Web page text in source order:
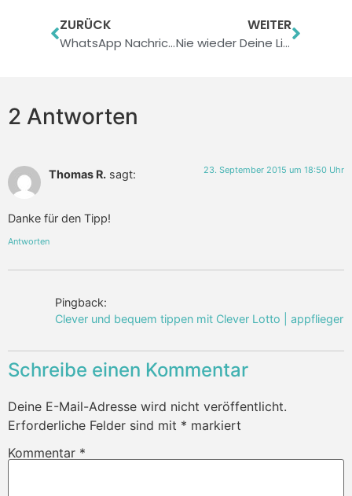
ZURÜCK
WhatsApp Nachrichten am Rechner schreiben: Endlich auch fürs iPhone
WEITER
Nie wieder Deine Lieblingsserie verpassen?
2 Antworten
Thomas R. sagt: 23. September 2015 um 18:50 Uhr
Danke für den Tipp!
Antworten
Pingback:
Clever und bequem tippen mit Clever Lotto | appflieger
Schreibe einen Kommentar
Deine E-Mail-Adresse wird nicht veröffentlicht.
Erforderliche Felder sind mit * markiert
Kommentar *